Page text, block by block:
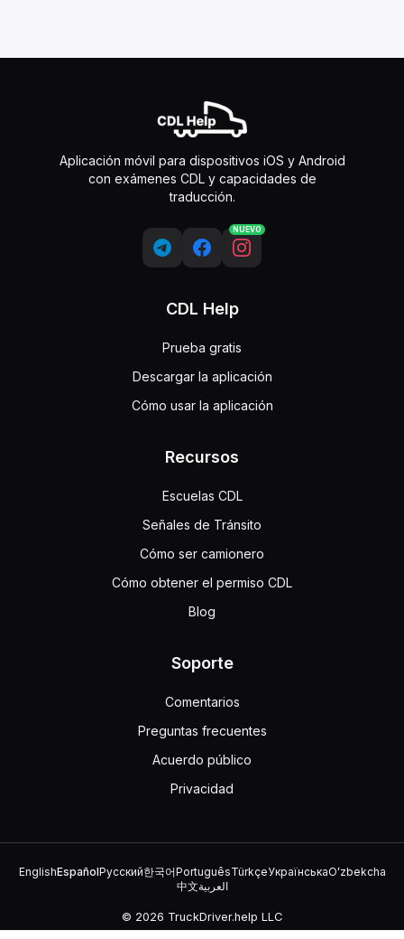
Aplicación móvil para dispositivos iOS y Android
con exámenes CDL y capacidades de
traducción.
NUEVO
CDL Help
Prueba gratis
Descargar la aplicación
Cómo usar la aplicación
Recursos
Escuelas CDL
Señales de Tránsito
Cómo ser camionero
Cómo obtener el permiso CDL
Blog
Soporte
Comentarios
Preguntas frecuentes
Acuerdo público
Privacidad
EnglishEspañolРусский한국어PortuguêsTürkçeУкраїнськаOʻzbekcha
中文العربية
© 2026 TruckDriver.help LLC